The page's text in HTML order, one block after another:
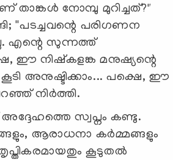
താങ്കൾ നോമ്പു മുറിച്ചത്?"
''പടച്ചവന്റെ പരിഗണന
എന്റെ സുന്നത്ത്
ഈ നിഷ്കളങ്ക മനുഷ്യന്റെ
കൂടി അനുഷ്ടിക്കാം... പക്ഷെ, ഈ
നിര്‍ത്തി.
സ്വപ്നം കണ്ടു.
ആരാധനാ കർമ്മങ്ങളും
കൂടുതൽ